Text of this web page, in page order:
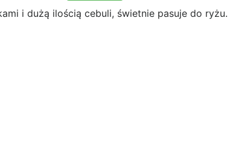
i dużą ilością cebuli, świetnie pasuje do ryżu.